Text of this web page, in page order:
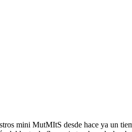
mini MutMItS desde hace ya un